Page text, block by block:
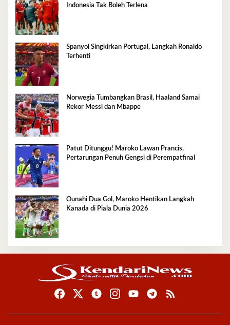
Indonesia Tak Boleh Terlena
Spanyol Singkirkan Portugal, Langkah Ronaldo
Terhenti
Norwegia Tumbangkan Brasil, Haaland Samai
Rekor Messi dan Mbappe
Patut Ditunggu! Maroko Lawan Prancis,
Pertarungan Penuh Gengsi di Perempatfinal
Ounahi Dua Gol, Maroko Hentikan Langkah
Kanada di Piala Dunia 2026